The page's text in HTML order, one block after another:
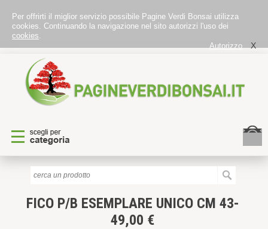
Per offrirti il miglior servizio possibile Pagine Verdi Bonsai utilizza
cookies. Continuando la navigazione nel sito autorizzi l'uso dei
cookies.
Autorizzo
X
FICO P/B ESEMPLARE UNICO CM 43-
49,00 €